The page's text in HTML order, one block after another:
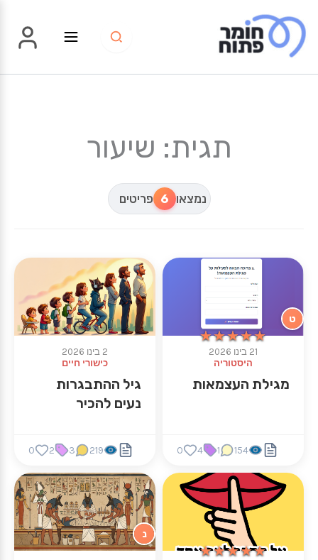
לתוכן
תגית: שיעור
נמצאו 6 פריטים
★★★★★
★★★★★
ט
21 בינו 2026
היסטוריה
מגילת העצמאות
154
1
4
0
2 בינו 2026
כישורי חיים
גיל ההתבגרות
נעים להכיר
219
3
2
0
★★★★★
★★★★★
נ